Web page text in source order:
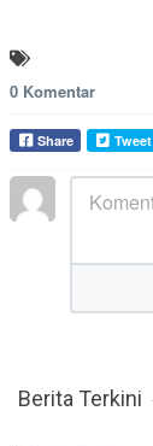
0 Komentar
Share Tweet
Berita Terkini